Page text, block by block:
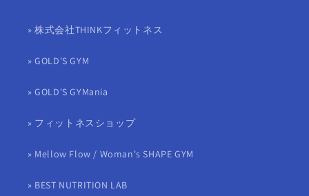
» 株式会社THINKフィットネス
» GOLD'S GYM
» GOLD'S GYMania
» フィットネスショップ
» Mellow Flow / Woman's SHAPE GYM
» BEST NUTRITION LAB